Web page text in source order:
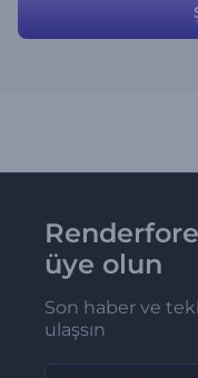
üye olun
Son haber ve
ulaşsın